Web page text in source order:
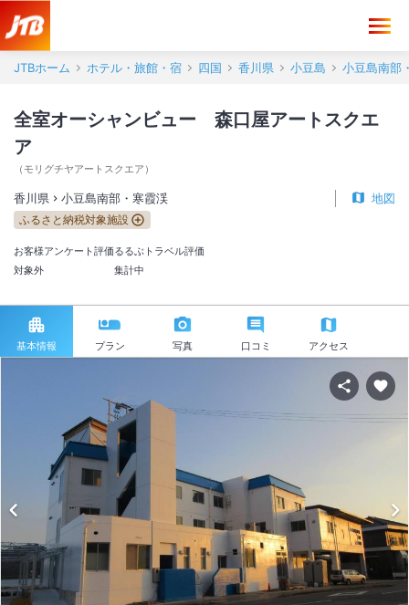
JTBホーム ホテル・旅館・宿 四国 香川県 小豆島 小豆島南部
全室オーシャンビュー 森口屋アートスクエ
ア
（ モリグチヤアートスクエア ）
香川県 小豆島南部・寒霞渓 地図
ふるさと納税対象施設
お客様アンケート評価
対象外
るるぶトラベル評価
集計中
基本情報 プラン 写真 口コミ アクセス